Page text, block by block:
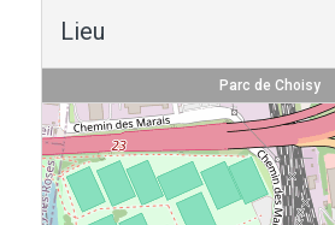
Lieu
Parc de Choisy